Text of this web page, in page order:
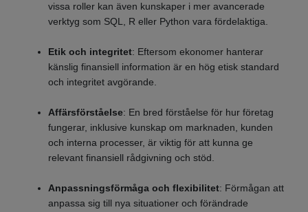
vissa roller kan även kunskaper i mer avancerade
verktyg som SQL, R eller Python vara fördelaktiga.
Etik och integritet: Eftersom ekonomer hanterar
känslig finansiell information är en hög etisk standard
och integritet avgörande.
Affärsförståelse: En bred förståelse för hur företag
fungerar, inklusive kunskap om marknaden, kunden
och interna processer, är viktig för att kunna ge
relevant finansiell rådgivning och stöd.
Anpassningsförmåga och flexibilitet: Förmågan att
anpassa sig till nya situationer och förändrade